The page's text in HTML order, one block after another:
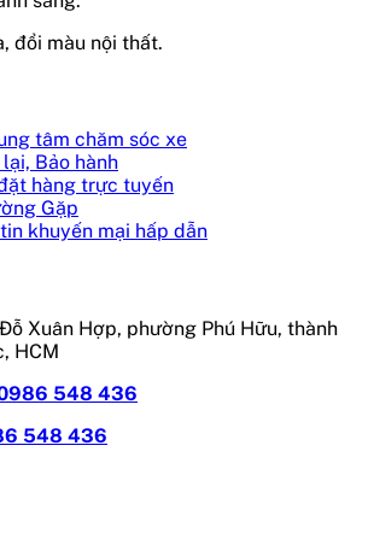
đổi màu nội thất.
tâm chăm sóc xe
Bảo hành
hàng trực tuyến
Gặp
khuyến mại hấp dẫn
Xuân Hợp, phường Phú Hữu, thành
HCM
548 436
548 436